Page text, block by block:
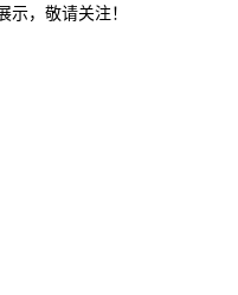
，敬请关注！